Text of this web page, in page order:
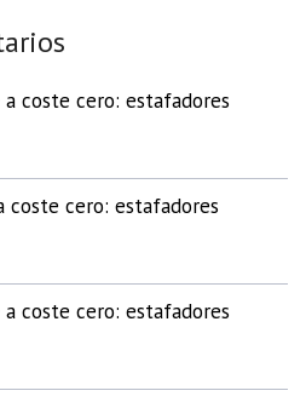
a coste cero: estafadores
coste cero: estafadores
a coste cero: estafadores